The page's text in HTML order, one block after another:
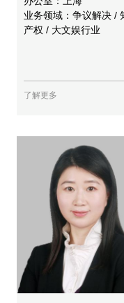
业务领域：争议解决 /
产权 / 大文娱行业
了解更多